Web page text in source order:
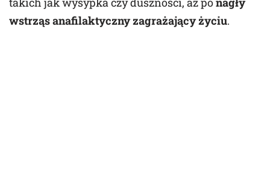
wstrząs anafilaktyczny zagrażający życiu.